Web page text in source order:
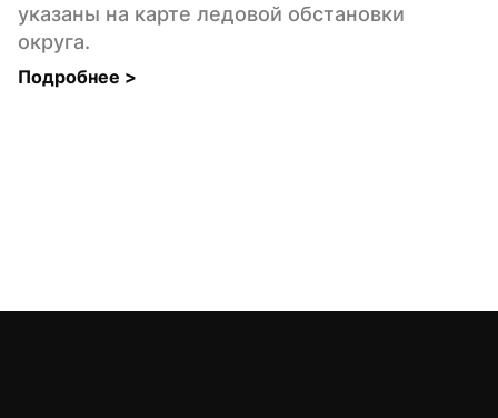
указаны на карте ледовой обстановки
округа.
Подробнее >